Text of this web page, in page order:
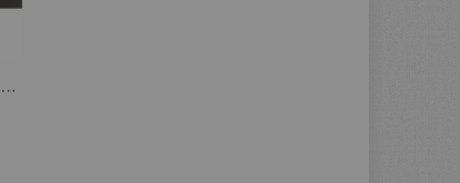
Endtopf-Cover rechts, GFK unlackiert, Made in Germany